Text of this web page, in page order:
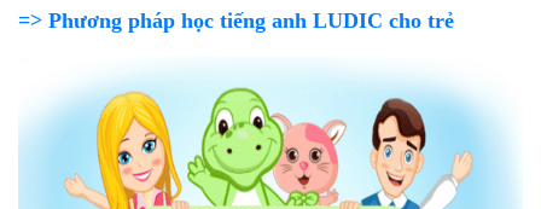
=> Phương pháp học tiếng anh LUDIC cho trẻ